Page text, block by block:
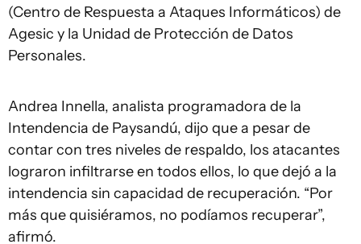
(Centro de Respuesta a Ataques Informáticos) de
Agesic y la Unidad de Protección de Datos
Personales.
Andrea Innella, analista programadora de la
Intendencia de Paysandú, dijo que a pesar de
contar con tres niveles de respaldo, los atacantes
lograron infiltrarse en todos ellos, lo que dejó a la
intendencia sin capacidad de recuperación. “Por
más que quisiéramos, no podíamos recuperar”,
afirmó.